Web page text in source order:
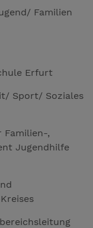
Familien
Erfurt
Sport/ Soziales
Familien-,
Jugendhilfe